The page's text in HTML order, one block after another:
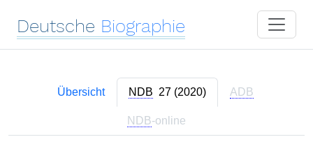
Deutsche Biographie
Übersicht NDB 27 (2020) ADB
NDB-online